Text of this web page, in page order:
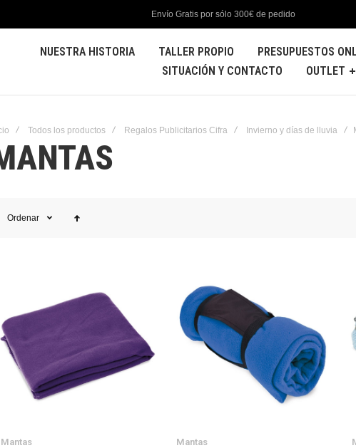
Envío Gratis por sólo 300€ de pedido
NUESTRA HISTORIA TALLER PROPIO PRESUPUESTOS
SITUACIÓN Y CONTACTO
OUTLET
Todos los productos Regalos Publicitarios Cifra Invierno y días de lluvia
Ordenar
Mantas Mantas